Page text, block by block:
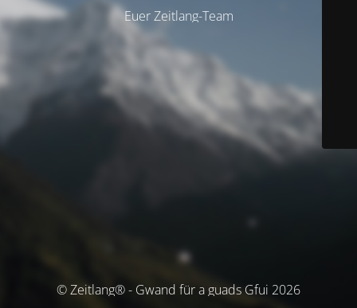
Euer Zeitlang-Team
© Zeitlang® - Gwand für a guads Gfui 2026